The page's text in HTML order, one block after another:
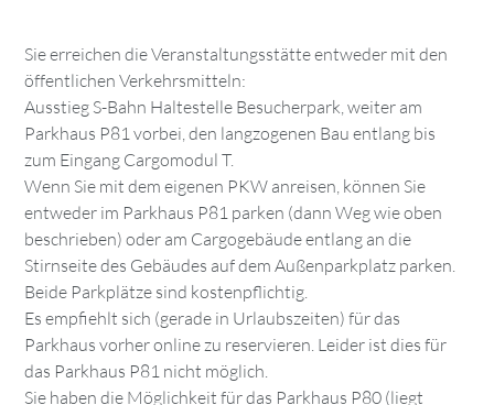
Sie erreichen die Veranstaltungsstätte entweder mit den
öffentlichen Verkehrsmitteln:
Ausstieg S-Bahn Haltestelle Besucherpark, weiter am
Parkhaus P81 vorbei, den langzogenen Bau entlang bis
zum Eingang Cargomodul T.
Wenn Sie mit dem eigenen PKW anreisen, können Sie
entweder im Parkhaus P81 parken (dann Weg wie oben
beschrieben) oder am Cargogebäude entlang an die
Stirnseite des Gebäudes auf dem Außenparkplatz parken.
Beide Parkplätze sind kostenpflichtig.
Es empfiehlt sich (gerade in Urlaubszeiten) für das
Parkhaus vorher online zu reservieren. Leider ist dies für
das Parkhaus P81 nicht möglich.
Sie haben die Möglichkeit für das Parkhaus P80 (liegt